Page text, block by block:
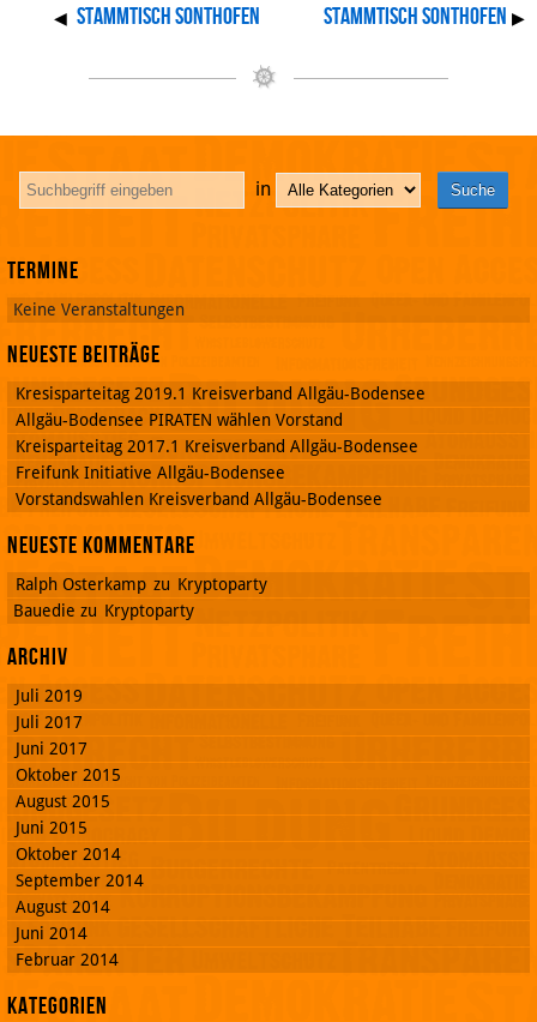
◀ Stammtisch Sonthofen Stammtisch Sonthofen ▶
in
Termine
Keine Veranstaltungen
Neueste Beiträge
Kresisparteitag 2019.1 Kreisverband Allgäu-Bodensee
Allgäu-Bodensee PIRATEN wählen Vorstand
Kreisparteitag 2017.1 Kreisverband Allgäu-Bodensee
Freifunk Initiative Allgäu-Bodensee
Vorstandswahlen Kreisverband Allgäu-Bodensee
Neueste Kommentare
Ralph Osterkamp zu Kryptoparty
Bauedie zu Kryptoparty
Archiv
Juli 2019
Juli 2017
Juni 2017
Oktober 2015
August 2015
Juni 2015
Oktober 2014
September 2014
August 2014
Juni 2014
Februar 2014
Kategorien